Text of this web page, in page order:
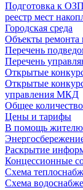
Подготовка к ОЗП
реестр мест
Городская среда
Объекты ремонта
Перечень
Перечень
Открытые
Открытые
управления МКД
Общее
Цены и тарифы
В помощь жителю
Раскрытие
Концессионные
Схема
Схема